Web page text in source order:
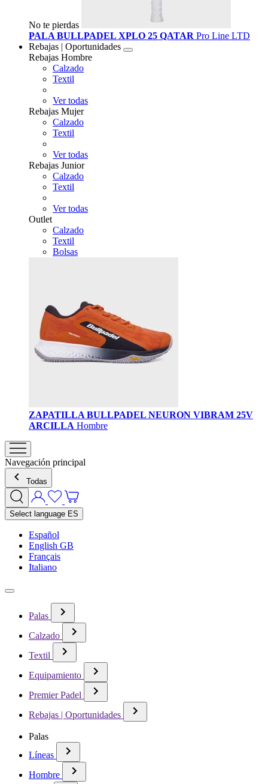
No te pierdas
PALA BULLPADEL XPLO 25 QATAR Pro Line LTD
Rebajas | Oportunidades
Rebajas Hombre
Calzado
Textil
Ver todas
Rebajas Mujer
Calzado
Textil
Ver todas
Rebajas Junior
Calzado
Textil
Ver todas
Outlet
Calzado
Textil
Bolsas
ZAPATILLA BULLPADEL NEURON VIBRAM 25V
ARCILLA Hombre
Navegación principal
Todas
Select language ES
Español
English GB
Français
Italiano
Palas
Calzado
Textil
Equipamiento
Premier Padel
Rebajas | Oportunidades
Palas
Líneas
Hombre